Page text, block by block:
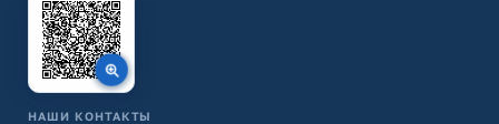
НАШИ КОНТАКТЫ